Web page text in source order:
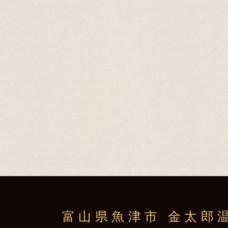
富山県魚津市 金太郎